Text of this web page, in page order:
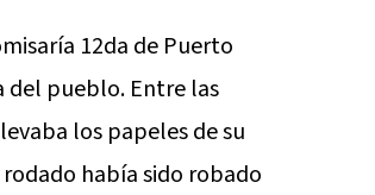
12da de Puerto
pueblo. Entre las
los papeles de su
había sido robado